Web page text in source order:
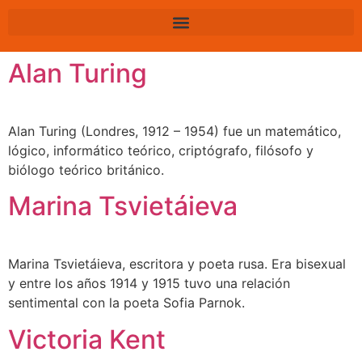
Alan Turing
Alan Turing (Londres, 1912 – 1954) fue un matemático,
lógico, informático teórico, criptógrafo, filósofo y
biólogo teórico británico.
Marina Tsvietáieva
Marina Tsvietáieva, escritora y poeta rusa. Era bisexual
y entre los años 1914 y 1915 tuvo una relación
sentimental con la poeta Sofia Parnok.
Victoria Kent